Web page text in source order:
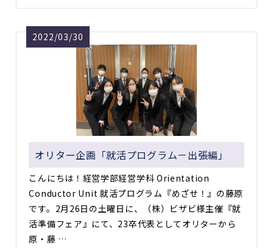
2022/03/30
オリター企画「就活プログラム－出張編」
こんにちは！経営学部経営学科 Orientation
Conductor Unit 就活プログラム『めざせ！』の藤原
です。2月26日の土曜日に、（株）ビザビ様主催『就
活準備フェア』にて、23卒代表としてオリターから
原・藤 …